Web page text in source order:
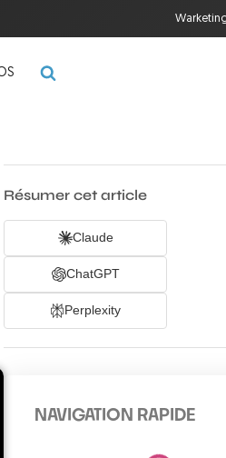
Résumer cet article
Claude
ChatGPT
Perplexity
NAVIGATION RAPIDE